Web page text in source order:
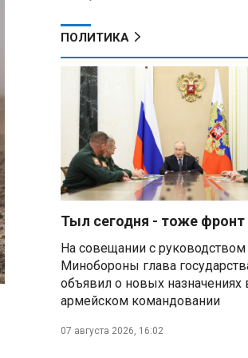
ПОЛИТИКА
Тыл сегодня - тоже фронт
На совещании с руководством
Минобороны глава
объявил о новых назначениях
армейском командовании
07 августа 2026, 16:02